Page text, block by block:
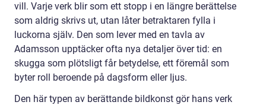
vill. Varje verk blir som ett stopp i en längre berättelse
som aldrig skrivs ut, utan låter betraktaren fylla i
luckorna själv. Den som lever med en tavla av
Adamsson upptäcker ofta nya detaljer över tid: en
skugga som plötsligt får betydelse, ett föremål som
byter roll beroende på dagsform eller ljus.
Den här typen av berättande bildkonst gör hans verk